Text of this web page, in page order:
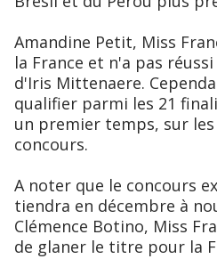
Amandine Petit, Miss
la France et n'a pas
d'Iris Mittenaere.
qualifier parmi les 21
un premier temps, sur
concours.
A noter que le concours
tiendra en décembre à
Clémence Botino, Miss
de glaner le titre pour la